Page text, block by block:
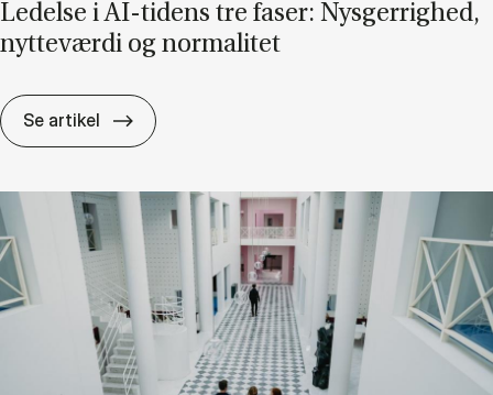
Le­del­se i AI-ti­dens tre fa­ser: Nys­ger­rig­hed,
nyt­te­vær­di og nor­ma­li­tet
Se artikel Le­del­se i AI-ti­dens tre fa­ser: